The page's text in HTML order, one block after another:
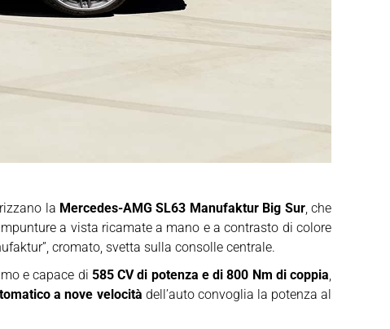
la Mercedes-AMG SL63 Manufaktur Big Sur, che
a vista ricamate a mano e a contrasto di colore
cromato, svetta sulla consolle centrale.
e capace di 585 CV di potenza e di 800 Nm di coppia,
a nove velocità dell’auto convoglia la potenza al